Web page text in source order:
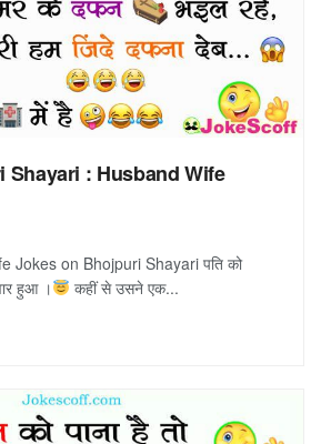
Shayari : Husband Wife
Jokes on Bhojpuri Shayari पति को
हुआ ।
कहीं से उसने एक...